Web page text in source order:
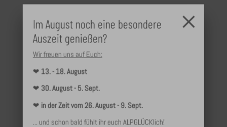
×
Im August noch eine besondere
Auszeit genießen?
Wir freuen uns auf Euch:
❤ 13. - 18. August
❤ 30. August - 5. Sept.
❤ in der Zeit vom 26. August - 9. Sept.
... und schon bald fühlt ihr euch ALPGLÜCKlich!